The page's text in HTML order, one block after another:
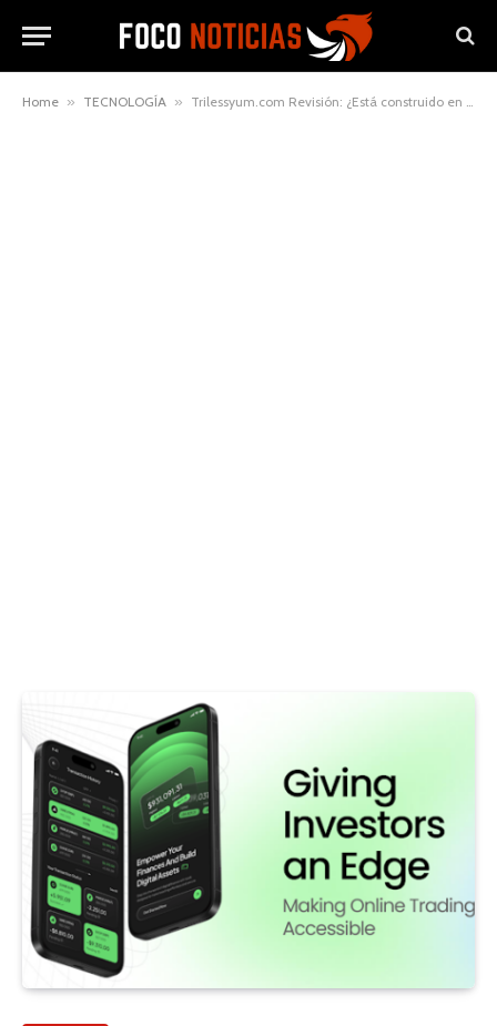
Home » TECNOLOGÍA » Trilessyum.com Revisión: ¿Está construido en torno a la estructura, el control de riesgos y el desarrollo de comerciantes?